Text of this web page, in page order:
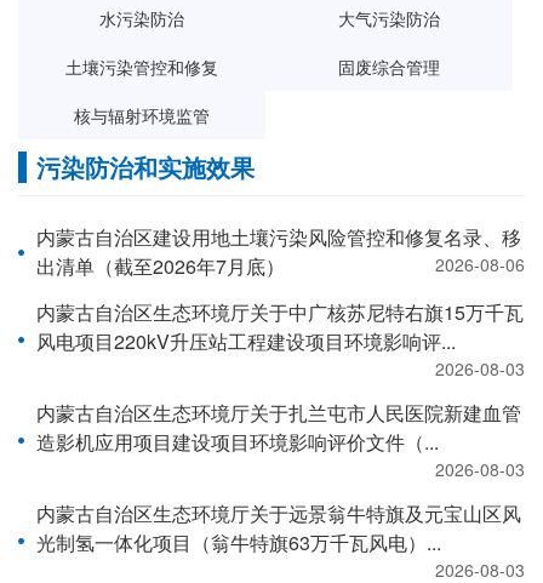
水污染防治
大气污染防治
土壤污染管控和修复
固废综合管理
核与辐射环境监管
污染防治和实施效果
内蒙古自治区建设用地土壤污染风险管控和修复名录、移
出清单（截至2026年7月底）
2026-08-06
内蒙古自治区生态环境厅关于中广核苏尼特右旗15万千瓦
风电项目220kV升压站工程建设项目环境影响评...
2026-08-03
内蒙古自治区生态环境厅关于扎兰屯市人民医院新建血管
造影机应用项目建设项目环境影响评价文件（...
2026-08-03
内蒙古自治区生态环境厅关于远景翁牛特旗及元宝山区风
光制氢一体化项目（翁牛特旗63万千瓦风电）...
2026-08-03